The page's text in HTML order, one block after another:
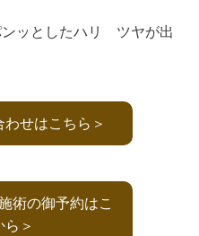
ッとしたハリ ツヤが出
せはこちら＞
術の御予約はこ
ら＞